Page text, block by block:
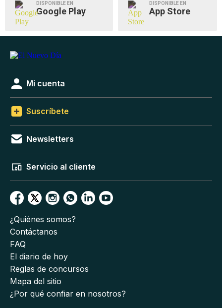
DISPONIBLE EN
Google Play
DISPONIBLE EN
App Store
Mi cuenta
Suscríbete
Newsletters
Servicio al cliente
¿Quiénes somos?
Contáctanos
FAQ
El diario de hoy
Reglas de concursos
Mapa del sitio
¿Por qué confiar en nosotros?